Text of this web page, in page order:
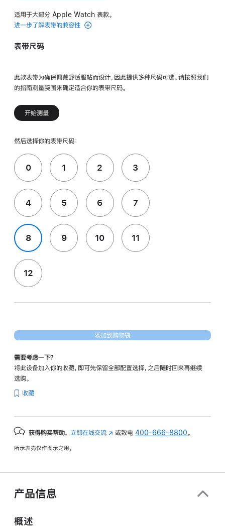
适用于大部分 Apple Watch 表款。
进一步了解表带的兼容性
表带尺码
此款表带为确保佩戴舒适服帖而设计，因此提供多种尺码可选。请按照我们
的指南测量腕围来确定适合你的表带尺码。
开始测量
然后选择你的表带尺码：
0 1 2 3
4 5 6 7
8 9 10 11
12
添加到购物袋
需要考虑一下？
将此设备加入你的收藏，即可先保留全部配置选择，之后随时回来再继续
选购。
收藏
获得购买帮助， 立即在线交流 (在
中
或致电400-666-8800 。
所示表壳仅作图示之用。
产品信息
概述